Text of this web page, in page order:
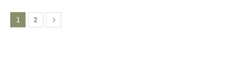
1 2